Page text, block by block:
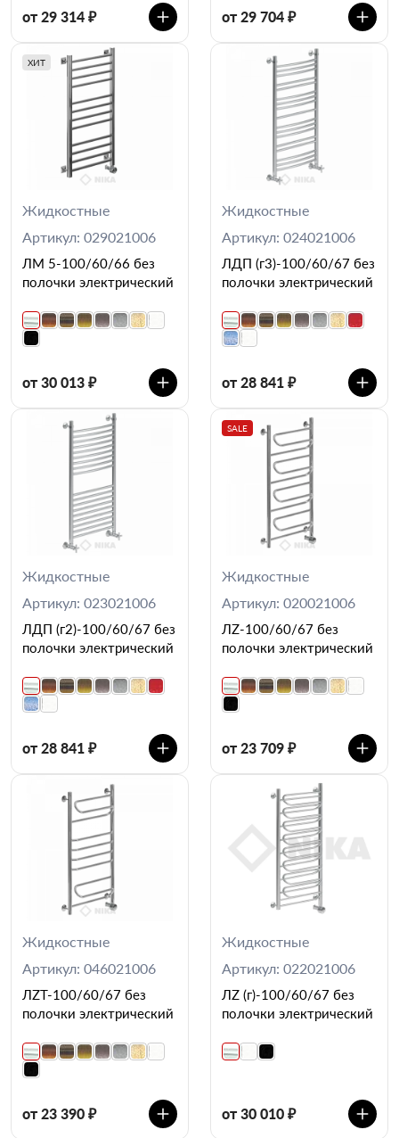
от 29 314 ₽ от 29 704 ₽
ХИТ
Жидкостные
Артикул: 029021006
ЛМ 5-100/60/66 без
полочки электрический
от 30 013 ₽
Жидкостные
Артикул: 024021006
ЛДП (г3)-100/60/67 без
полочки электрический
от 28 841 ₽
Жидкостные
Артикул: 023021006
ЛДП (г2)-100/60/67 без
полочки электрический
от 28 841 ₽
SALE
Жидкостные
Артикул: 020021006
ЛZ-100/60/67 без
полочки электрический
от 23 709 ₽
Жидкостные
Артикул: 046021006
ЛZT-100/60/67 без
полочки электрический
от 23 390 ₽
Жидкостные
Артикул: 022021006
ЛZ (г)-100/60/67 без
полочки электрический
от 30 010 ₽